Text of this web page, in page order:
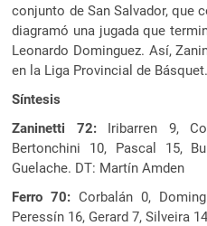
conjunto de San Salvador, que
diagramó una jugada que
Leonardo Dominguez. Así,
en la Liga Provincial de Básquet.
Síntesis
Zaninetti 72:Iribarren 9,
Bertonchini 10, Pascal 15,
Guelache. DT: Martín Amden
Ferro 70: Corbalán 0,
Peressín 16, Gerard 7, Silveira